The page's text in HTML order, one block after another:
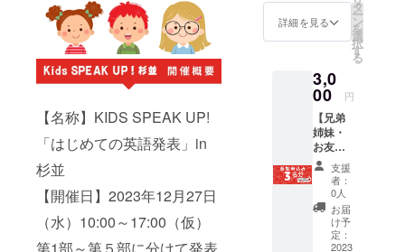
【名称】KIDS SPEAK UP!
「はじめての英語発表」in
杉並
【開催日】2023年12月27日
（水）10:00～17:00（仮）
能を伸ばし
らの時代に
一人一人が
輝ける社会
を実現する
こと。それ
がGlobal
Kids’ Momの
理念です。
ングを
25年以
し、
「研修
講師
塾」
「調和
塾」を
主宰。
誰もが
最新学
習歴を
更新し
続ける
「学習
当 昭
和女子
国際
コース
開設室
長
キャピ
タル東
京イン
ターナ
ショナ
ルス
クール
国際教
にてお
送りし
加でき
ない方
でも録
画をご
覧いた
だけま
す。
（録画
配信
2023年
12月末
まで）
校生活
や発達
ます。
【開催
日時】
12/1～
12/20（
45分）
【開催
方法】
zoomオ
ンライ
ン ※日
程につ
分のス
ピーチ
のス
ピーチ
部～第
５部を
予定し
ていま
す）の
お時間
帯の
み、ご
本人+保
着１０
０名
（区外
い合わ
せくだ
さい→
kidsspe
akupsu
ginami
@gmail
.com）
●2023
年12月
27日
(水)杉並
詳細を見る
タ
ー
ン
を
選
択
す
る
3,0
00 円
【兄弟
姉妹・
お友達
同士で
参加し
ません
か？】
スピー
カーの
募集：
支援
者：
0人
お届
け予
定：
2023